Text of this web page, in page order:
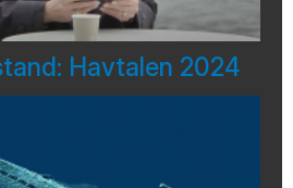
Havtalen 2024